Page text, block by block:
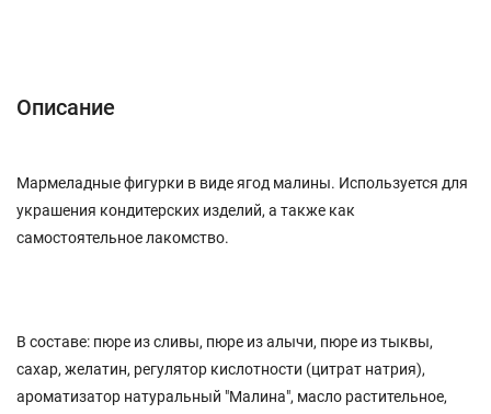
Описание
Мармеладные фигурки в виде ягод малины. Используется для
украшения кондитерских изделий, а также как
самостоятельное лакомство.
В составе: пюре из сливы, пюре из алычи, пюре из тыквы,
сахар, желатин, регулятор кислотности (цитрат натрия),
ароматизатор натуральный "Малина", масло растительное,